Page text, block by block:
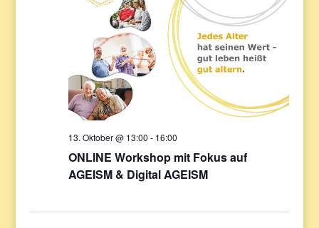
ONLINE Workshop mit Fokus auf
AGEISM & Digital AGEISM
13. Oktober @ 13:00 - 16:00